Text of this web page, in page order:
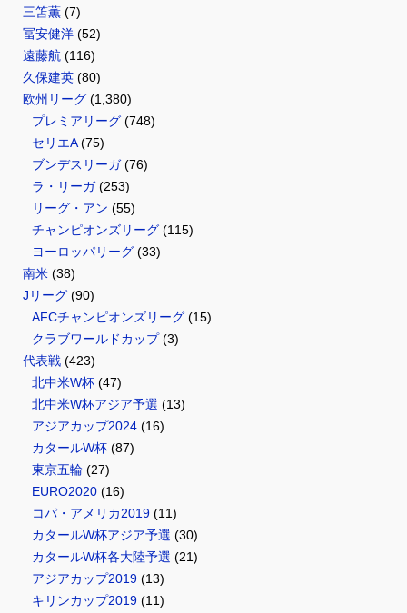
三笘薫 (7)
冨安健洋 (52)
遠藤航 (116)
久保建英 (80)
欧州リーグ (1,380)
プレミアリーグ (748)
セリエA(75)
ブンデスリーガ(76)
ラ・リーガ(253)
リーグ・アン (55)
チャンピオンズリーグ (115)
ヨーロッパリーグ (33)
南米 (38)
Jリーグ (90)
AFCチャンピオンズリーグ (15)
クラブワールドカップ(3)
代表戦 (423)
北中米W杯 (47)
北中米W杯アジア予選 (13)
アジアカップ2024 (16)
カタールW杯 (87)
東京五輪 (27)
EURO2020 (16)
コパ・アメリカ2019 (11)
カタールW杯アジア予選 (30)
カタールW杯各大陸予選 (21)
アジアカップ2019 (13)
キリンカップ2019 (11)